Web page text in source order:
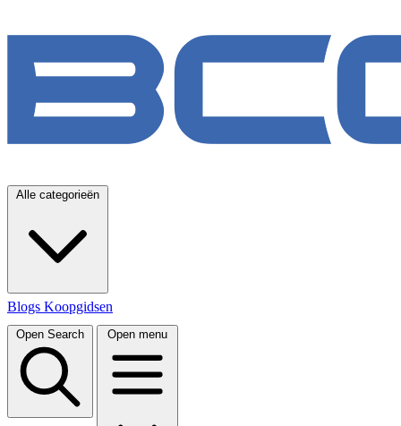
Alle categorieën
Blogs Koopgidsen
Open Search Open menu